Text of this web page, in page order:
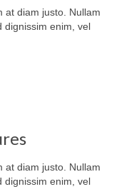
at diam justo. Nullam
dignissim enim, vel
at diam justo. Nullam
dignissim enim, vel